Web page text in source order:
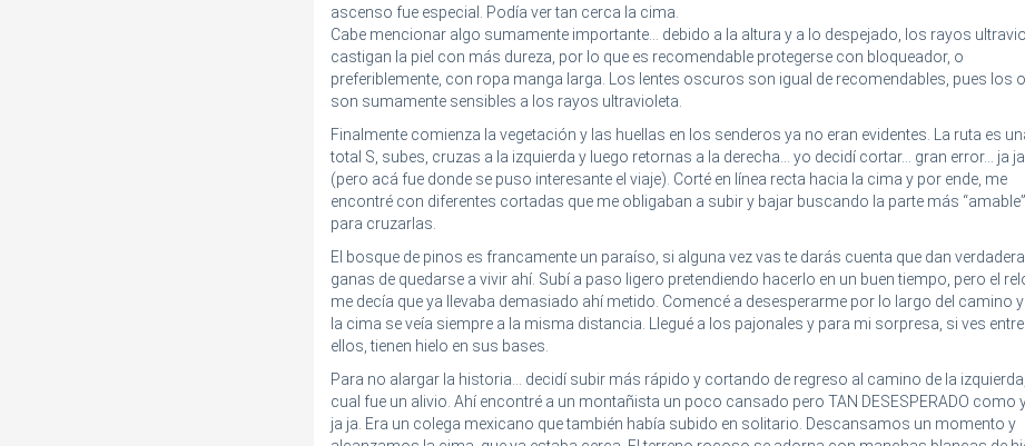
ascenso fue especial. Podía ver tan cerca la cima.
Cabe mencionar algo sumamente importante... debido a la altura y a lo despejado, los rayos
castigan la piel con más dureza, por lo que es recomendable protegerse con bloqueador, o
preferiblemente, con ropa manga larga. Los lentes oscuros son igual de recomendables, pues los
son sumamente sensibles a los rayos ultravioleta.
Finalmente comienza la vegetación y las huellas en los senderos ya no eran evidentes. La ruta es
total S, subes, cruzas a la izquierda y luego retornas a la derecha... yo decidí cortar... gran error... ja
(pero acá fue donde se puso interesante el viaje). Corté en línea recta hacia la cima y por ende, me
encontré con diferentes cortadas que me obligaban a subir y bajar buscando la parte más “amable”
para cruzarlas.
El bosque de pinos es francamente un paraíso, si alguna vez vas te darás cuenta que dan
ganas de quedarse a vivir ahí. Subí a paso ligero pretendiendo hacerlo en un buen tiempo, pero el
me decía que ya llevaba demasiado ahí metido. Comencé a desesperarme por lo largo del camino
la cima se veía siempre a la misma distancia. Llegué a los pajonales y para mi sorpresa, si ves entre
ellos, tienen hielo en sus bases.
Para no alargar la historia... decidí subir más rápido y cortando de regreso al camino de la
cual fue un alivio. Ahí encontré a un montañista un poco cansado pero TAN DESESPERADO como
ja ja. Era un colega mexicano que también había subido en solitario. Descansamos un momento y